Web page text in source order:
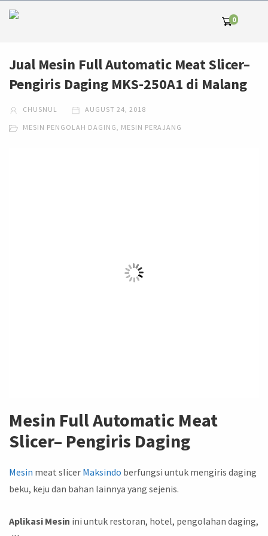
0
Jual Mesin Full Automatic Meat Slicer–
Pengiris Daging MKS-250A1 di Malang
CHUSNUL AUGUST 24, 2018
MESIN PENGOLAH DAGING, MESIN PERAJANG
Mesin Full Automatic Meat
Slicer– Pengiris Daging
Mesin meat slicer Maksindo berfungsi untuk mengiris daging
beku, keju dan bahan lainnya yang sejenis.
Aplikasi Mesin ini untuk restoran, hotel, pengolahan daging,